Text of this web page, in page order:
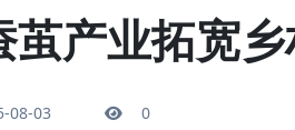
产业拓宽
08-03 0